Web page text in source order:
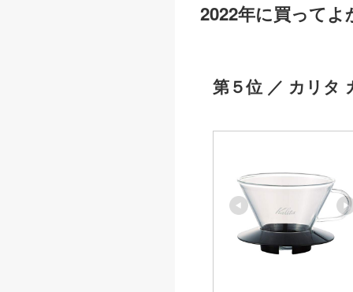
2022年に買って
第５位 ／ カリタ